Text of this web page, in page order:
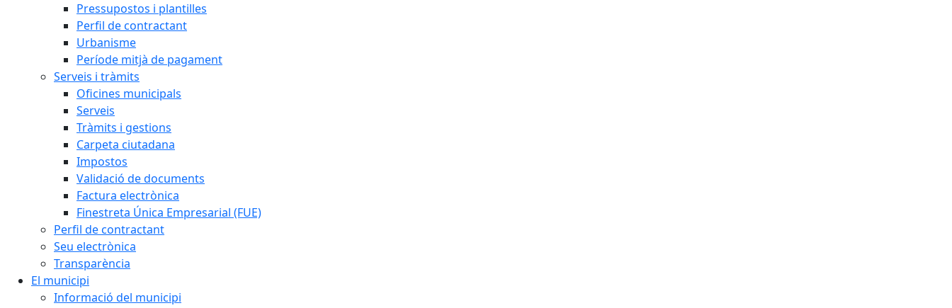
Pressupostos i plantilles
Perfil de contractant
Urbanisme
Període mitjà de pagament
Serveis i tràmits
Oficines municipals
Serveis
Tràmits i gestions
Carpeta ciutadana
Impostos
Validació de documents
Factura electrònica
Finestreta Única Empresarial (FUE)
Perfil de contractant
Seu electrònica
Transparència
El municipi
Informació del municipi